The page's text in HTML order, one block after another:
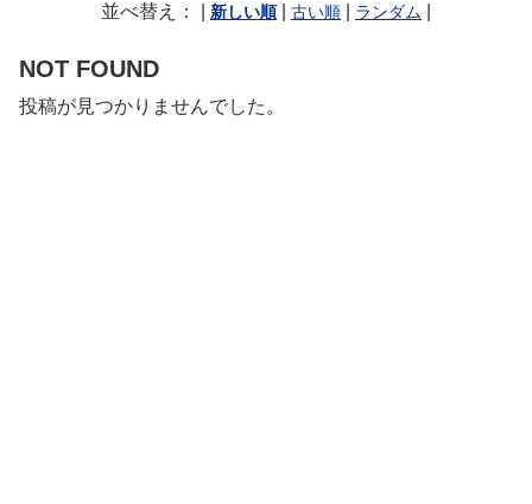
並べ替え： |
NOT FOUND
投稿が見つかりませんでした。